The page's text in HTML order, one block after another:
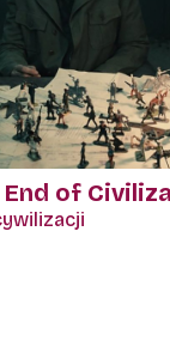
End of